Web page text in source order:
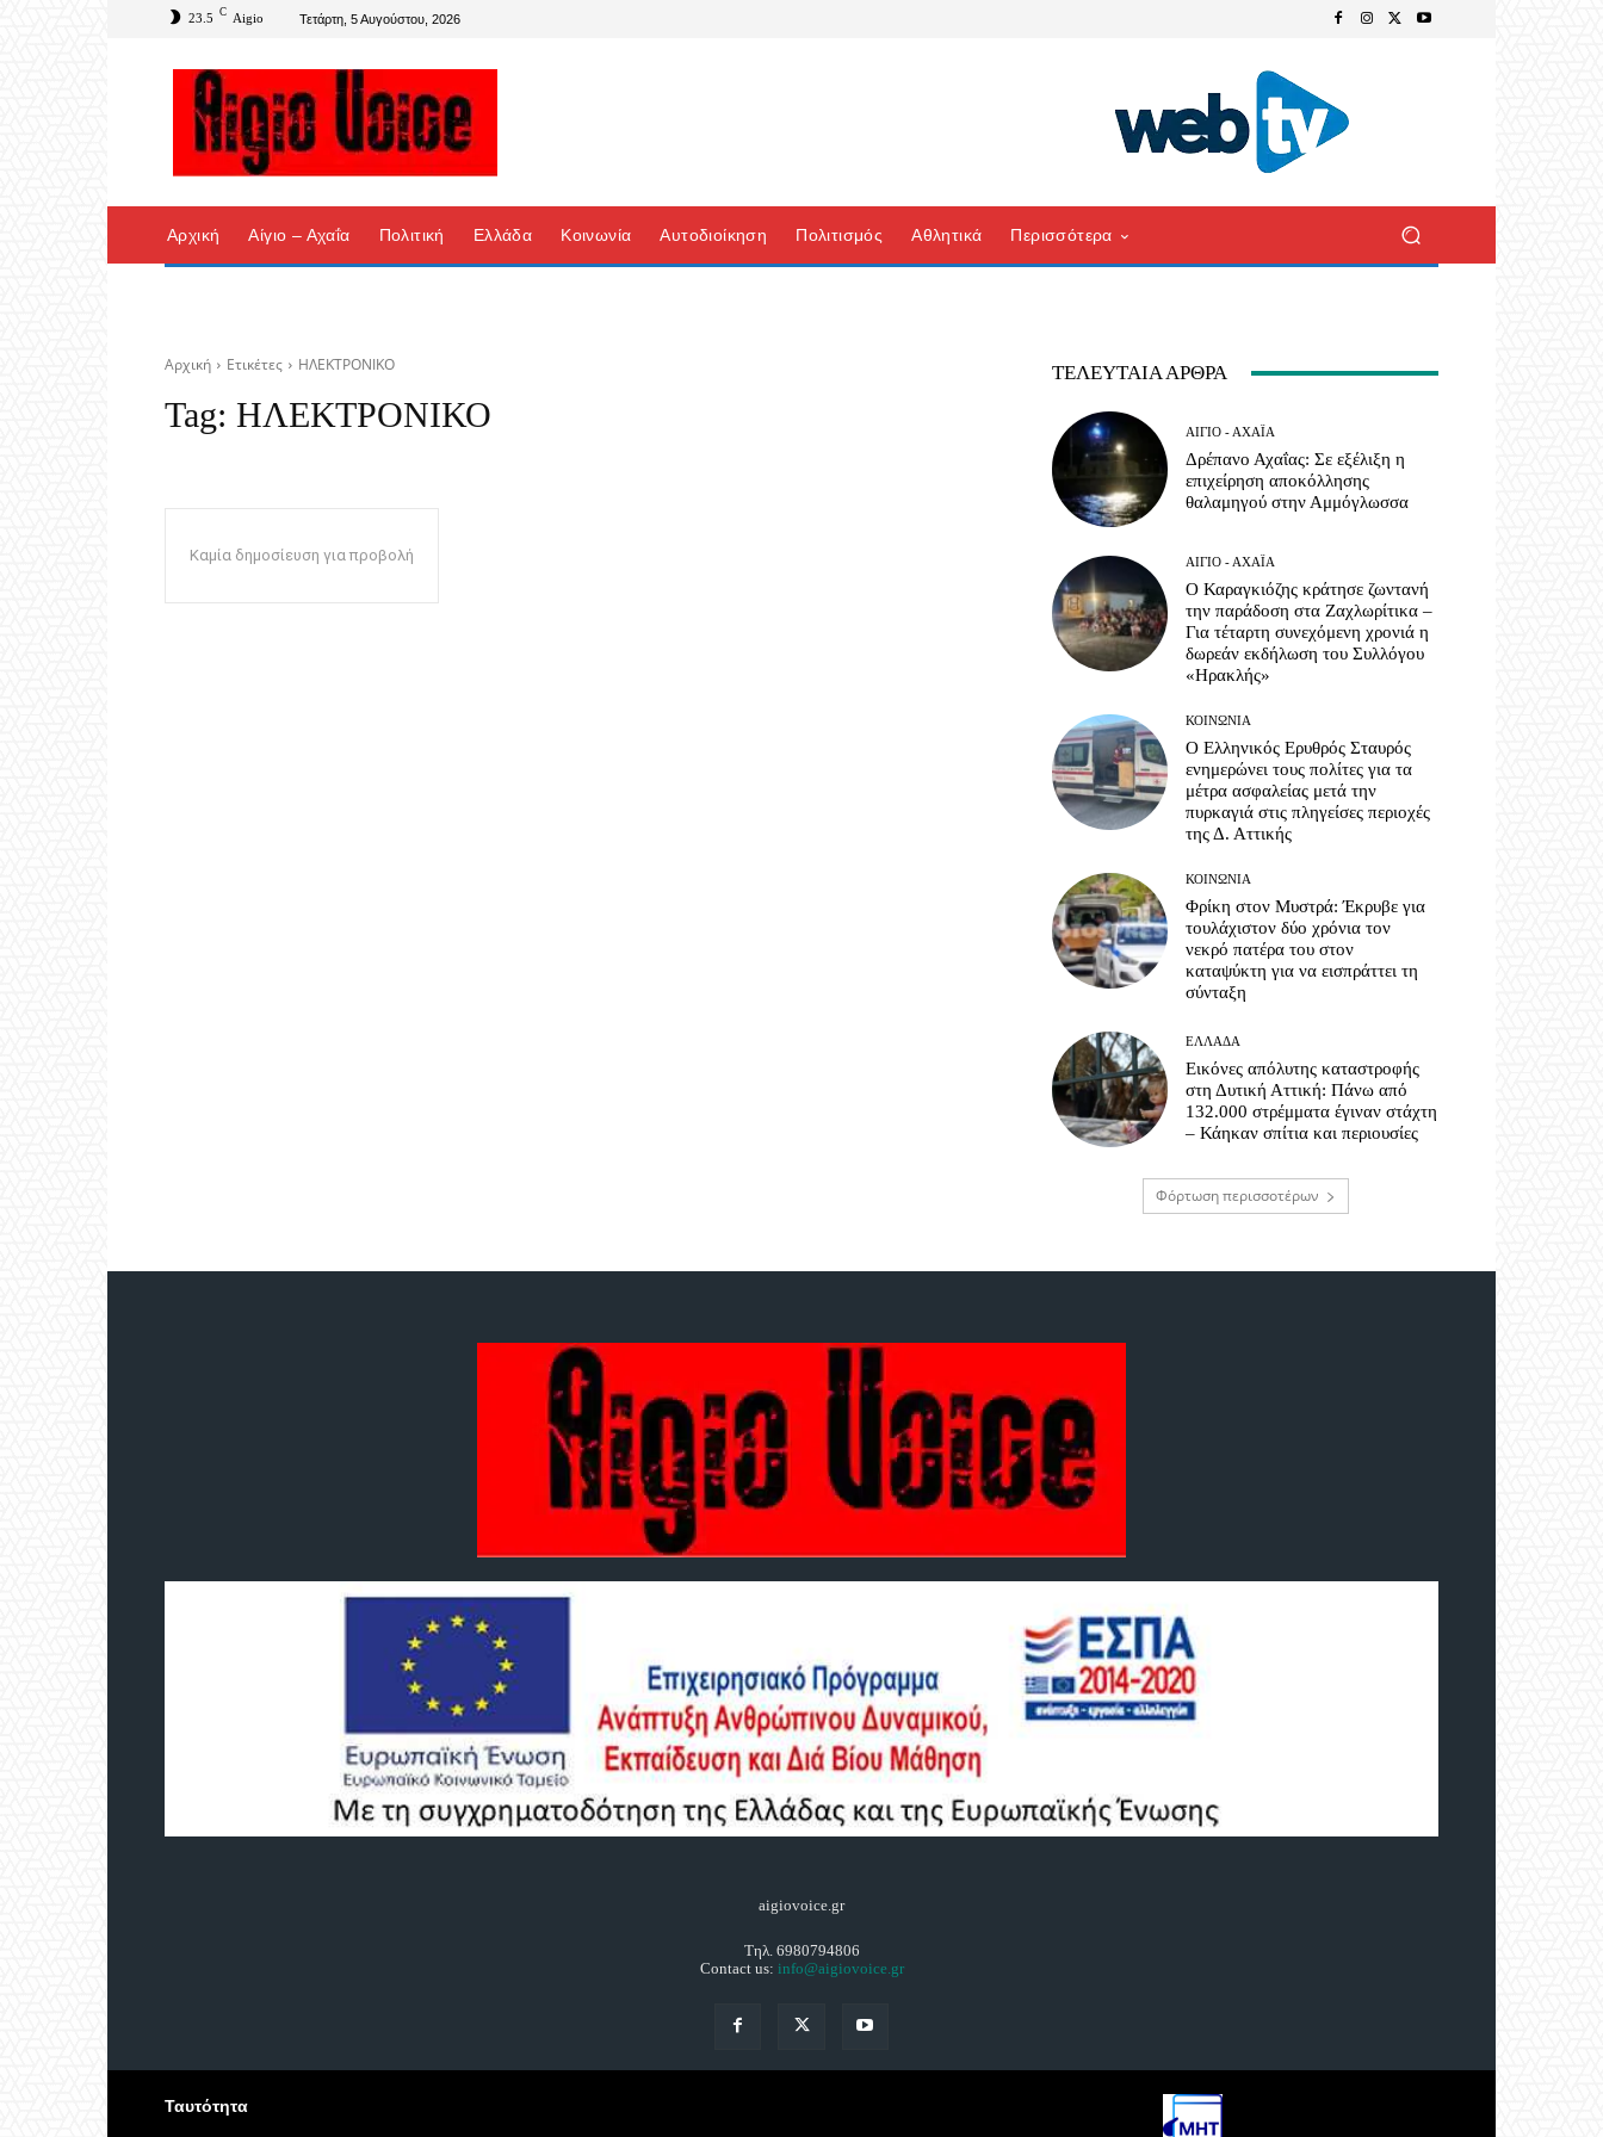
23.5 C Aigio Τετάρτη, 5 Αυγούστου, 2026
Αρχική Αίγιο – Αχαΐα Πολιτική Ελλάδα Κοινωνία Αυτοδιοίκηση Πολιτισμός Αθλητικά Περισσότερα
Αρχική Ετικέτες ΗΛΕΚΤΡΟΝΙΚΟ
Tag: ΗΛΕΚΤΡΟΝΙΚΟ
Καμία δημοσίευση για προβολή
ΤΕΛΕΥΤΑΊΑ ΆΡΘΡΑ
ΑΊΓΙΟ - ΑΧΑΪ́Α
Δρέπανο Αχαΐας: Σε εξέλιξη η
επιχείρηση αποκόλλησης
θαλαμηγού στην Αμμόγλωσσα
ΑΊΓΙΟ - ΑΧΑΪ́Α
Ο Καραγκιόζης κράτησε ζωντανή
την παράδοση στα Ζαχλωρίτικα –
Για τέταρτη συνεχόμενη χρονιά η
δωρεάν εκδήλωση του Συλλόγου
«Ηρακλής»
ΚΟΙΝΩΝΊΑ
Ο Ελληνικός Ερυθρός Σταυρός
ενημερώνει τους πολίτες για τα
μέτρα ασφαλείας μετά την
πυρκαγιά στις πληγείσες περιοχές
της Δ. Αττικής
ΚΟΙΝΩΝΊΑ
Φρίκη στον Μυστρά: Έκρυβε για
τουλάχιστον δύο χρόνια τον
νεκρό πατέρα του στον
καταψύκτη για να εισπράττει τη
σύνταξη
ΕΛΛΆΔΑ
Εικόνες απόλυτης καταστροφής
στη Δυτική Αττική: Πάνω από
132.000 στρέμματα έγιναν στάχτη
– Κάηκαν σπίτια και περιουσίες
Φόρτωση περισσοτέρων
aigiovoice.gr
Τηλ. 6980794806
Contact us: info@aigiovoice.gr
Ταυτότητα